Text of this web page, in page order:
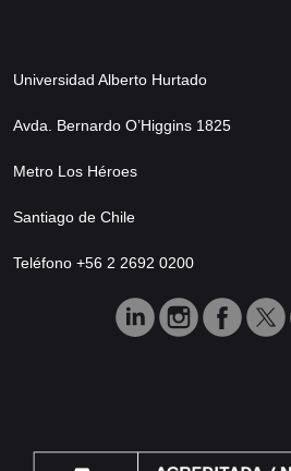
Universidad Alberto Hurtado
Avda. Bernardo O’Higgins 1825
Metro Los Héroes
Santiago de Chile
Teléfono +56 2 2692 0200